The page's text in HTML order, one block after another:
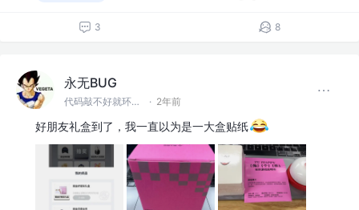
3 8
永无BUG
代码敲不好就环游世界！ · 2年前
好朋友礼盒到了，我一直以为是一大盒贴纸